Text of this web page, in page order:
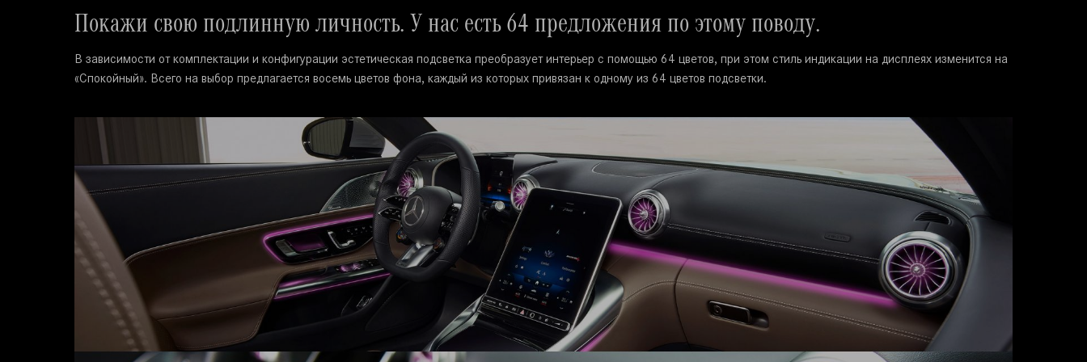
Покажи свою подлинную личность. У нас есть 64 предложения по этому поводу.
В зависимости от комплектации и конфигурации эстетическая подсветка преобразует интерьер с помощью 64 цветов, при этом стиль индикации на дисплеях изменится на
«Спокойный». Всего на выбор предлагается восемь цветов фона, каждый из которых привязан к одному из 64 цветов подсветки.